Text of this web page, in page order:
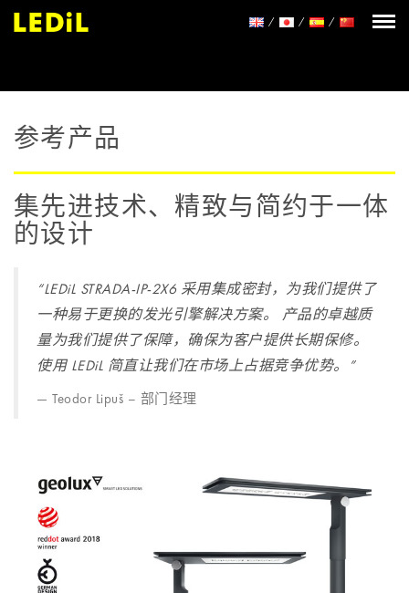
参考产品
集先进技术、精致与简约于一体
的设计
“LEDiL STRADA-IP-2X6 采用集成密封，为我们提供了
一种易于更换的发光引擎解决方案。 产品的卓越质
量为我们提供了保障，确保为客户提供长期保修。
使用 LEDiL 简直让我们在市场上占据竞争优势。”
Teodor Lipuš – 部门经理